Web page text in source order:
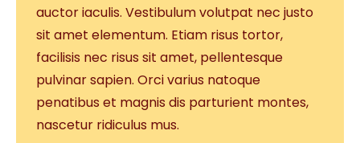
auctor iaculis. Vestibulum volutpat nec justo
sit amet elementum. Etiam risus tortor,
facilisis nec risus sit amet, pellentesque
pulvinar sapien. Orci varius natoque
penatibus et magnis dis parturient montes,
nascetur ridiculus mus.